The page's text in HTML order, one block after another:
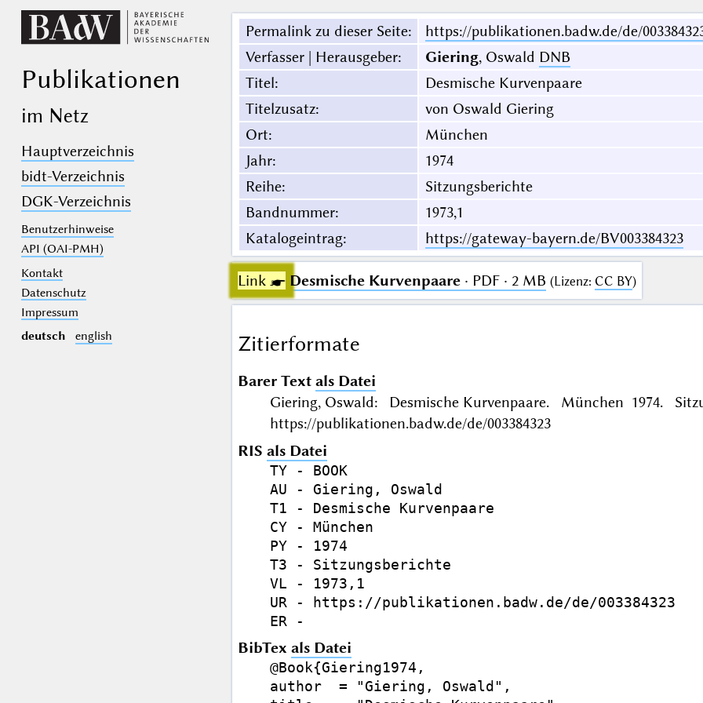
Publikationen
im Netz
Hauptverzeichnis
bidt-Verzeichnis
DGK-Verzeichnis
Benutzerhinweise
API (OAI-PMH)
Kontakt
Datenschutz
Impressum
deutsch
english
Permalink zu dieser Seite:
https://publikationen.badw.de/de/
Verfasser | Herausgeber: Giering, Oswald DNB
Titel:
Desmische Kurvenpaare
Titelzusatz:
von Oswald Giering
Ort:
München
Jahr:
1974
Reihe:
Sitzungsberichte
Bandnummer:
1973,1
Katalogeintrag: https://gateway-bayern.de/BV003384323
Link ☛ Desmische Kurvenpaare· PDF · 2 MB (Lizenz: CC BY)
Zitierformate
Barer Text als Datei
Giering, Oswald: Desmische Kurvenpaare. München 1974.
https://publikationen.badw.de/de/003384323
RIS als Datei
TY - BOOK
AU - Giering, Oswald
T1 - Desmische Kurvenpaare
CY - München
PY - 1974
T3 - Sitzungsberichte
VL - 1973,1
UR - https://publikationen.badw.de/de/003384323
BibTex als Datei
@Book{Giering1974,
author  = "Giering, Oswald",